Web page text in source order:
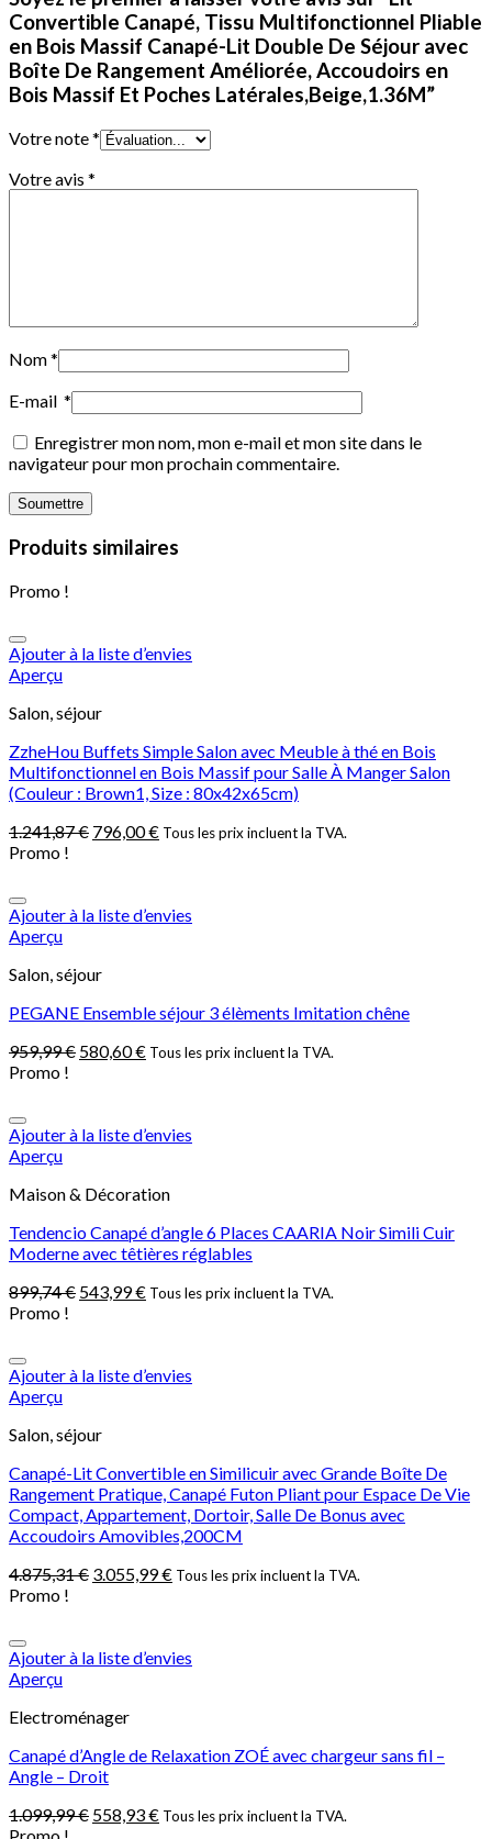
Convertible Canapé, Tissu Multifonctionnel Pliable
en Bois Massif Canapé-Lit Double De Séjour avec
Boîte De Rangement Améliorée, Accoudoirs en
Bois Massif Et Poches Latérales,Beige,1.36M”
Votre note*
Votre avis *
Nom*
E-mail *
Enregistrer mon nom, mon e-mail et mon site dans le
navigateur pour mon prochain commentaire.
Produits similaires
Promo !
Ajouter à la liste d’envies
Aperçu
Salon, séjour
ZzheHou Buffets Simple Salon avec Meuble à thé en Bois
Multifonctionnel en Bois Massif pour Salle À Manger Salon
(Couleur : Brown1, Size : 80x42x65cm)
1.241,87€ 796,00€ Tous les prix incluent la TVA.
Promo !
Ajouter à la liste d’envies
Aperçu
Salon, séjour
PEGANE Ensemble séjour 3 élèments Imitation chêne
959,99€ 580,60€ Tous les prix incluent la TVA.
Promo !
Ajouter à la liste d’envies
Aperçu
Maison & Décoration
Tendencio Canapé d’angle 6 Places CAARIA Noir Simili Cuir
Moderne avec têtières réglables
899,74€ 543,99€ Tous les prix incluent la TVA.
Promo !
Ajouter à la liste d’envies
Aperçu
Salon, séjour
Canapé-Lit Convertible en Similicuir avec Grande Boîte De
Rangement Pratique, Canapé Futon Pliant pour Espace De Vie
Compact, Appartement, Dortoir, Salle De Bonus avec
Accoudoirs Amovibles,200CM
4.875,31€ 3.055,99€ Tous les prix incluent la TVA.
Promo !
Ajouter à la liste d’envies
Aperçu
Electroménager
Canapé d’Angle de Relaxation ZOÉ avec chargeur sans fil –
Angle – Droit
1.099,99€ 558,93€ Tous les prix incluent la TVA.